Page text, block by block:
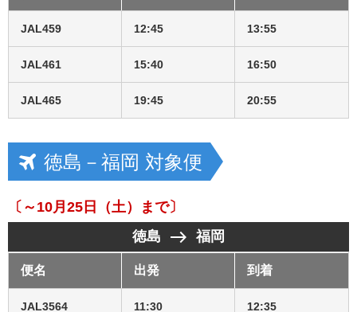
JAL459 12:45 13:55
JAL461 15:40 16:50
JAL465 19:45 20:55
徳島－福岡 対象便
〔～10月25日（土）まで〕
徳島
east 福岡
便名 出発 到着
JAL3564 11:30 12:35